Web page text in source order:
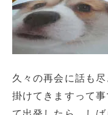
久々の再会に話も
掛けてきますって